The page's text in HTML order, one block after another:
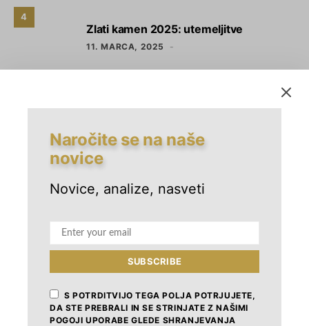
4
Zlati kamen 2025: utemeljitve
11. MARCA, 2025
2025: občina Radlje ob Dravi
NEDAVNO
Naročite se na naše
novice
Novice, analize, nasveti
SUBSCRIBE
S POTRDITVIJO TEGA POLJA POTRJUJETE,
DA STE PREBRALI IN SE STRINJATE Z NAŠIMI
POGOJI UPORABE GLEDE SHRANJEVANJA